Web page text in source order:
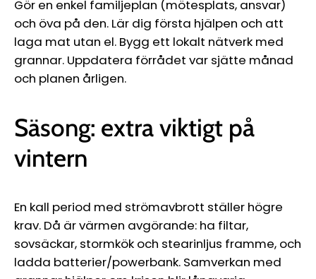
Gör en enkel familjeplan (mötesplats, ansvar)
och öva på den. Lär dig första hjälpen och att
laga mat utan el. Bygg ett lokalt nätverk med
grannar. Uppdatera förrådet var sjätte månad
och planen årligen.
Säsong: extra viktigt på
vintern
En kall period med strömavbrott ställer högre
krav. Då är värmen avgörande: ha filtar,
sovsäckar, stormkök och stearinljus framme, och
ladda batterier/powerbank. Samverkan med